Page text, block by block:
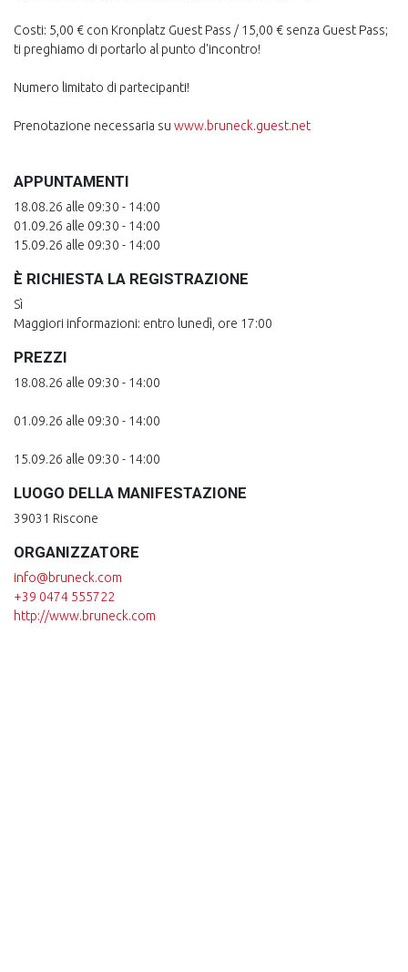
Costi: 5,00 € con Kronplatz Guest Pass / 15,00 € senza Guest Pass;
ti preghiamo di portarlo al punto d'incontro!
Numero limitato di partecipanti!
Prenotazione necessaria su www.bruneck.guest.net
APPUNTAMENTI
18.08.26 alle 09:30 - 14:00
01.09.26 alle 09:30 - 14:00
15.09.26 alle 09:30 - 14:00
È RICHIESTA LA REGISTRAZIONE
Sì
Maggiori informazioni: entro lunedì, ore 17:00
PREZZI
18.08.26 alle 09:30 - 14:00
01.09.26 alle 09:30 - 14:00
15.09.26 alle 09:30 - 14:00
LUOGO DELLA MANIFESTAZIONE
39031 Riscone
ORGANIZZATORE
info@bruneck.com
+39 0474 555722
http://www.bruneck.com